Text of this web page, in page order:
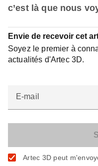
c’est là que nous
Envie de recevoir cet
Soyez le premier à
actualités d'Artec 3D.
E-mail
Artec 3D peut